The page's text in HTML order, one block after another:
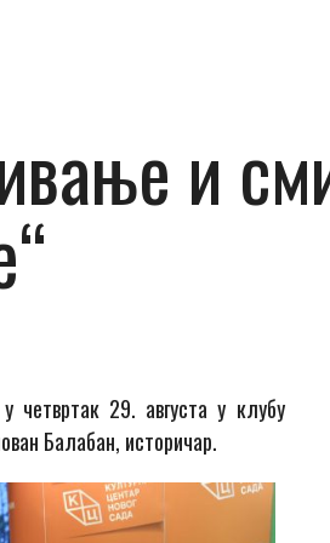
и
четвртак 29. августа у клубу
Балабан, историчар.